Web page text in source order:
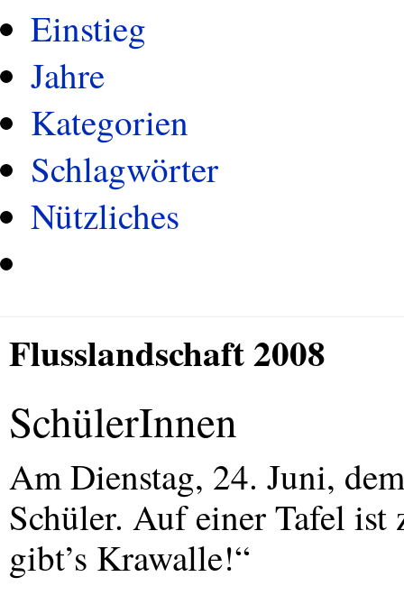
Einstieg
Jahre
Kategorien
Schlagwörter
Nützliches
Flusslandschaft 2008
SchülerInnen
Am Dienstag, 24. Juni,
Schüler. Auf einer Tafel
gibt’s Krawalle!“